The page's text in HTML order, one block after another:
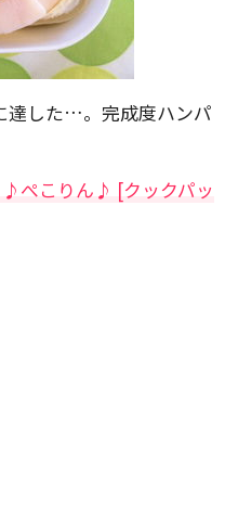
達した…。完成度ハンパ
ぺこりん♪ [クックパッ